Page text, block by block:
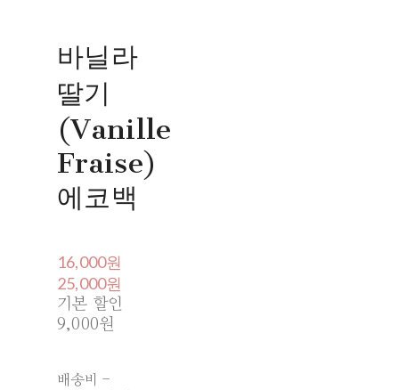
바닐라
딸기
(Vanille
Fraise)
에코백
16,000원
25,000원
기본 할인
9,000원
배송비 -